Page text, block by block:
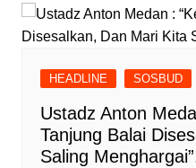
HEADLINE SOSBUD
Ustadz Anton
Tanjung Balai
Saling